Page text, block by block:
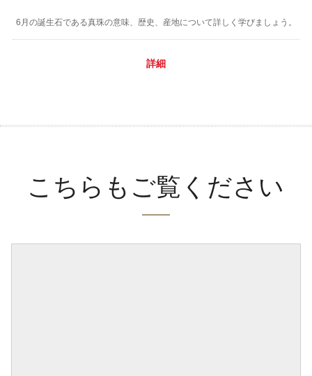
6月の誕生石である真珠の意味、歴史、産地について詳しく学びましょう。
詳細
こちらもご覧ください